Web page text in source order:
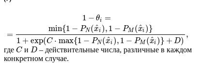
1 − θi =
=
min{1 − PN (x
^i ), 1 − PM (x
^i )}
1 + exp(C ⋅ max{1 − PN (x
^i ), 1 − PM (x
^i )} + D)
,
где C и D – действительные числа, различные в каждом
конкретном случае.